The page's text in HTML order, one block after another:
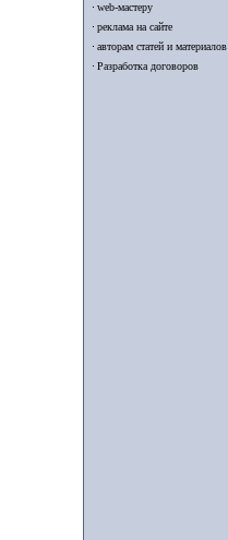
web-мастеру
реклама на сайте
авторам статей и материалов
Разработка договоров